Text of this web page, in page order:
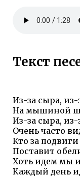
Текст
Из-за сыра, из-
На мышиной
Из-за сыра, из-
Очень часто
Кто за
Поставит
Хоть идем мы
Каждый день